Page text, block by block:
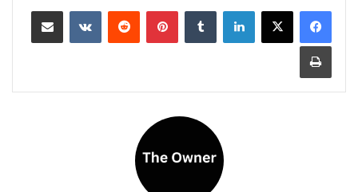
لينكدإن بينتيريست مشاركة عبر البريد
طباعة